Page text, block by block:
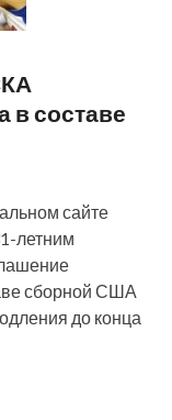
в составе
сайте
летним
сборной США
до конца